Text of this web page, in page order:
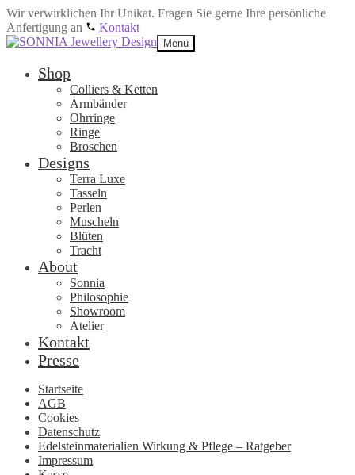
Wir verwirklichen Ihr Unikat. Fragen Sie gerne Ihre persönliche
Anfertigung an
Kontakt
Zur
springen
Zum
springen
Menü
Shop
Colliers & Ketten
Armbänder
Ohrringe
Ringe
Broschen
Designs
Terra Luxe
Tasseln
Perlen
Muscheln
Blüten
Tracht
About
Sonnia
Philosophie
Showroom
Atelier
Kontakt
Presse
Startseite
AGB
Cookies
Datenschutz
Edelsteinmaterialien Wirkung & Pflege – Ratgeber
Impressum